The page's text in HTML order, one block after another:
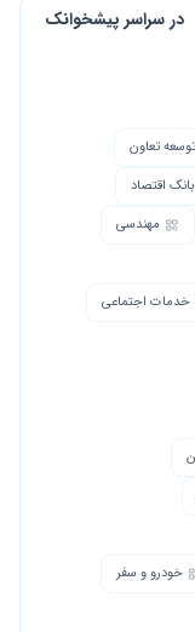
در سراسر پیشخوانک
تعاون
اقتصاد
مهندسی
خدمات اجتماعی
خودرو و سفر